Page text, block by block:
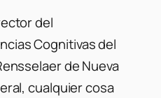
del
Cognitivas del
de Nueva
cualquier cosa